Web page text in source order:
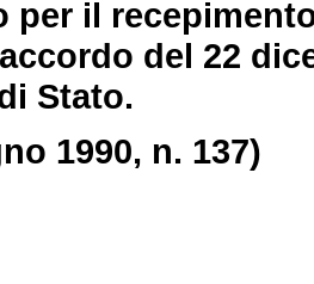
per il
del 22
Stato.
1990, n. 137)